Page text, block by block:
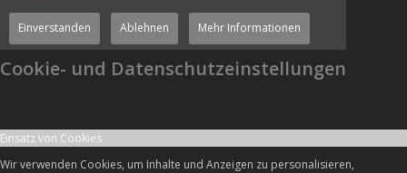
Einverstanden Ablehnen Mehr Informationen
Cookie- und Datenschutzeinstellungen
Einsatz von Cookies
Wir verwenden Cookies, um Inhalte und Anzeigen zu personalisieren,